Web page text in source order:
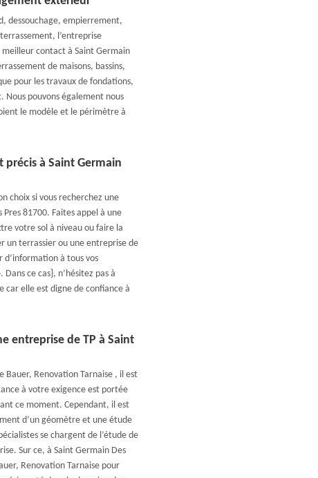
dessouchage, empierrement,
l’entreprise
contact à Saint Germain
de maisons, bassins,
pour les travaux de fondations,
pouvons également nous
le modèle et le périmètre à
précis à Saint Germain
choix si vous recherchez une
81700. Faites appel à une
votre sol à niveau ou faire la
un terrassier ou une entreprise de
d’information à tous vos
ce cas}, n’hésitez pas à
car elle est digne de confiance à
entreprise de TP à Saint
Renovation Tarnaise , il est
à votre exigence est portée
ce moment. Cependant, il est
d’un géomètre et une étude
se chargent de l’étude de
Sur ce, à Saint Germain Des
Renovation Tarnaise pour